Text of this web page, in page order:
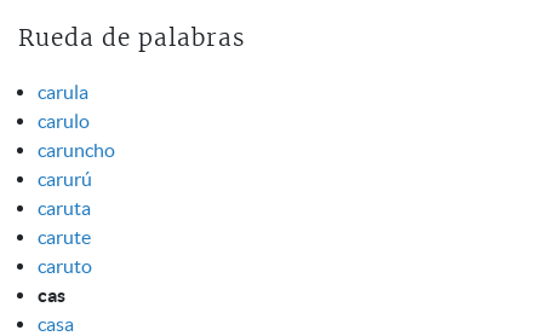
Rueda de palabras
carula
carulo
caruncho
carurú
caruta
carute
caruto
cas
casa